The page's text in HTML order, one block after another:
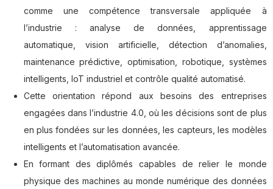
comme une compétence transversale appliquée à
l’industrie : analyse de données, apprentissage
automatique, vision artificielle, détection d’anomalies,
maintenance prédictive, optimisation, robotique, systèmes
intelligents, IoT industriel et contrôle qualité automatisé.
Cette orientation répond aux besoins des entreprises
engagées dans l’industrie 4.0, où les décisions sont de plus
en plus fondées sur les données, les capteurs, les modèles
intelligents et l’automatisation avancée.
En formant des diplômés capables de relier le monde
physique des machines au monde numérique des données